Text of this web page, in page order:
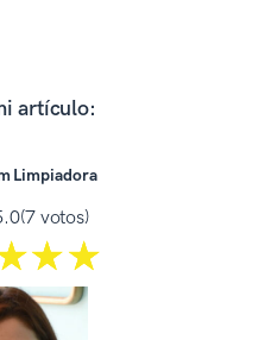
artículo:
Limpiadora
(7 votos)